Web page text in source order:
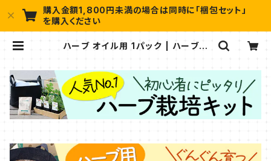
購入金額1,800円未満の場合は同時に「梱包セット」
を購入ください
ハーブ オイル用 1パック | ハーブ苗